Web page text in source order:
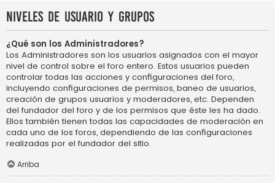
Niveles de usuario y grupos
¿Qué son los Administradores?
Los Administradores son los usuarios asignados con el mayor
nivel de control sobre el foro entero. Estos usuarios pueden
controlar todas las acciones y configuraciones del foro,
incluyendo configuraciones de permisos, baneo de usuarios,
creación de grupos usuarios y moderadores, etc. Dependen
del fundador del foro y de los permisos que éste les ha dado.
Ellos también tienen todas las capacidades de moderación en
cada uno de los foros, dependiendo de las configuraciones
realizadas por el fundador del sitio.
Arriba